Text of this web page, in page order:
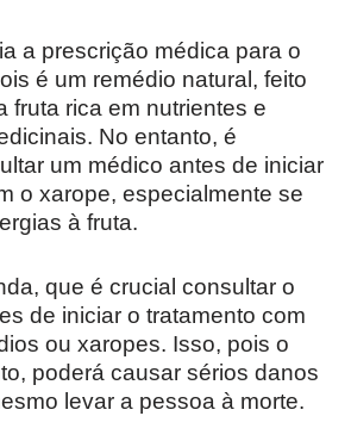
a prescrição médica para o
é um remédio natural, feito
fruta rica em nutrientes e
No entanto, é
um médico antes de iniciar
o xarope, especialmente se
à fruta.
que é crucial consultar o
de iniciar o tratamento com
ou xaropes. Isso, pois o
poderá causar sérios danos
levar a pessoa à morte.